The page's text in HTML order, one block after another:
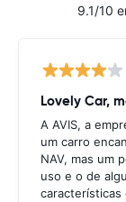
9.1/10
A AVIS, a
um carro
NAV, mas um
uso e o de
características